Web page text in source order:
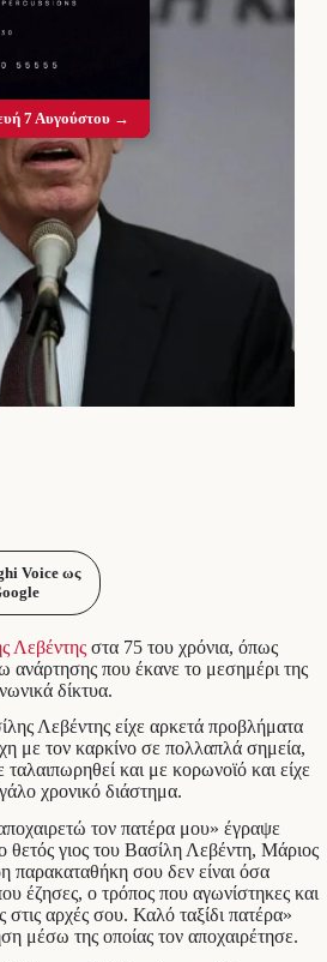
Voice ως
Λεβέντης στα 75 του χρόνια, όπως
ανάρτησης που έκανε το μεσημέρι της
δίκτυα.
Λεβέντης είχε αρκετά προβλήματα
με τον καρκίνο σε πολλαπλά σημεία,
ταλαιπωρηθεί και με κορωνοϊό και είχε
χρονικό διάστημα.
τον πατέρα μου» έγραψε
θετός γιος του Βασίλη Λεβέντη, Μάριος
παρακαταθήκη σου δεν είναι όσα
έζησες, ο τρόπος που αγωνίστηκες και
στις αρχές σου. Καλό ταξίδι πατέρα»
μέσω της οποίας τον αποχαιρέτησε.
7 Αυγούστου →